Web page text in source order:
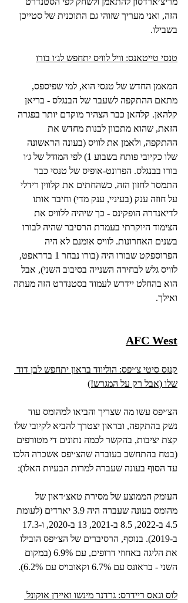
הזה, ואני מעריך שזוהי גם התוכנית של סטייכן
בשבילו.
טנסי טייטאנס: וויל לוויס יתחפש לג׳ו בורו
המאמן החדש של טנסי הוא, למי שפיספס,
מתאם ההתקפה לשעבר של הבנגלס - בריאן
קלהאן. קלהאן כבר הצהיר מוקדם יותר בפגרה
הזאת, שהוא מתכוון לבנות מחדש את
ההתקפה, ולאמן את לוויס (בעונה הראשונה
שלו כקיובי פותח בשבוע 1) לפי המודל של ג׳ו
בורו בבנגלס. הפרונט-אופיס של טנסי כבר
התמסר לחזון הזה, כשהחתים את קלווין רידלי
על חוזה ענק (בעיניי, ענק מדי) וחיבר אותו
לדיאנדרה הופקינס - כך שיהיה ללוויס את
הצימוד היוקרתי בעמדת הרסיבר שהיה לבורו
בשנים האחרונות. לוויס אומנם לא היה
הפרוספקט שבורו היה (בורו נבחר 1 בדראפט,
לוויס גלש לבחירה השנייה בסיבוב השני), אבל
הוא בהחלט יידרש לעמוד בסטנדרט הזה מעתה
ואילך.
AFC West
קנזס סיטי צ׳יפס: הוליווד בראון יתחפש לבן דוד
שלו (אבל רק על המגרש!)
הצ׳יפס עשו מה שצריך והביאו למהומס עוד
נשק בהתקפה, ובראון יצטרך להביא לקיובי שלו
קצת יציבות, בהקשר לכמה נתונים די מטורפים
(בטח בהתחשב בעובדה שהצ׳יפס אשכרה הלכו
עד הסוף בעונה שעברה למרות הבעיות האלו):
העומק הממוצע של מסירת טאצ׳דאון של
מהומס בעונה שעברה היה 3.9 יארדים (לעומת
ב-2019). בנוסף, הרסיברים של הצ׳יפס הובילו
את הליגה באחוזי דרופים, עם 6.9% (במקום
השני - בראונס עם 6.7% וקאובויס עם 6.2%).
לוס וגאס ריידרס: גרדנר מינשו ואיידן אוקונל